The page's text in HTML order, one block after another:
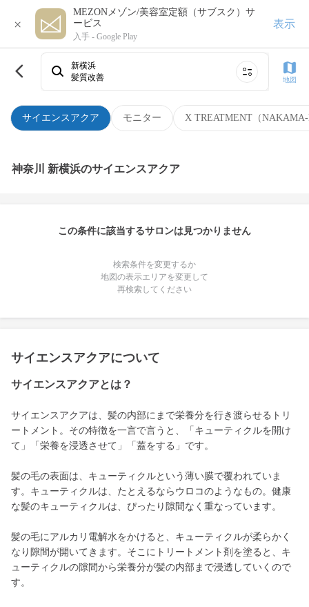
×
MEZONメゾン/美容室定額（サブスク）サ
ービス
入手 - Google Play
表示
サイエンスアクア モニター X TREATMENT（
新横浜
髪質改善
地図
神奈川 新横浜のサイエンスアクア
この条件に該当するサロンは見つかりません
検索条件を変更するか
地図の表示エリアを変更して
再検索してください
サイエンスアクアについて
サイエンスアクアとは？
サイエンスアクアは、髪の内部にまで栄養分を行き渡らせるトリ
ートメント。その特徴を一言で言うと、「キューティクルを開け
て」「栄養を浸透させて」「蓋をする」です。
髪の毛の表面は、キューティクルという薄い膜で覆われていま
す。キューティクルは、たとえるならウロコのようなもの。健康
な髪のキューティクルは、ぴったり隙間なく重なっています。
髪の毛にアルカリ電解水をかけると、キューティクルが柔らかく
なり隙間が開いてきます。そこにトリートメント剤を塗ると、キ
ューティクルの隙間から栄養分が髪の内部まで浸透していくので
す。